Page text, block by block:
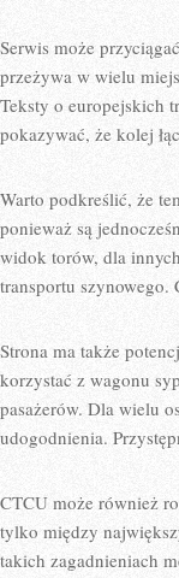
Serwis może
przeżywa w wielu
Teksty o europejskich
pokazywać, że kolej
Warto podkreślić, że
ponieważ są
widok torów, dla
transportu szynowego.
Strona ma także
korzystać z wagonu
pasażerów. Dla wielu
udogodnienia.
CTCU może również
tylko między
takich zagadnieniach